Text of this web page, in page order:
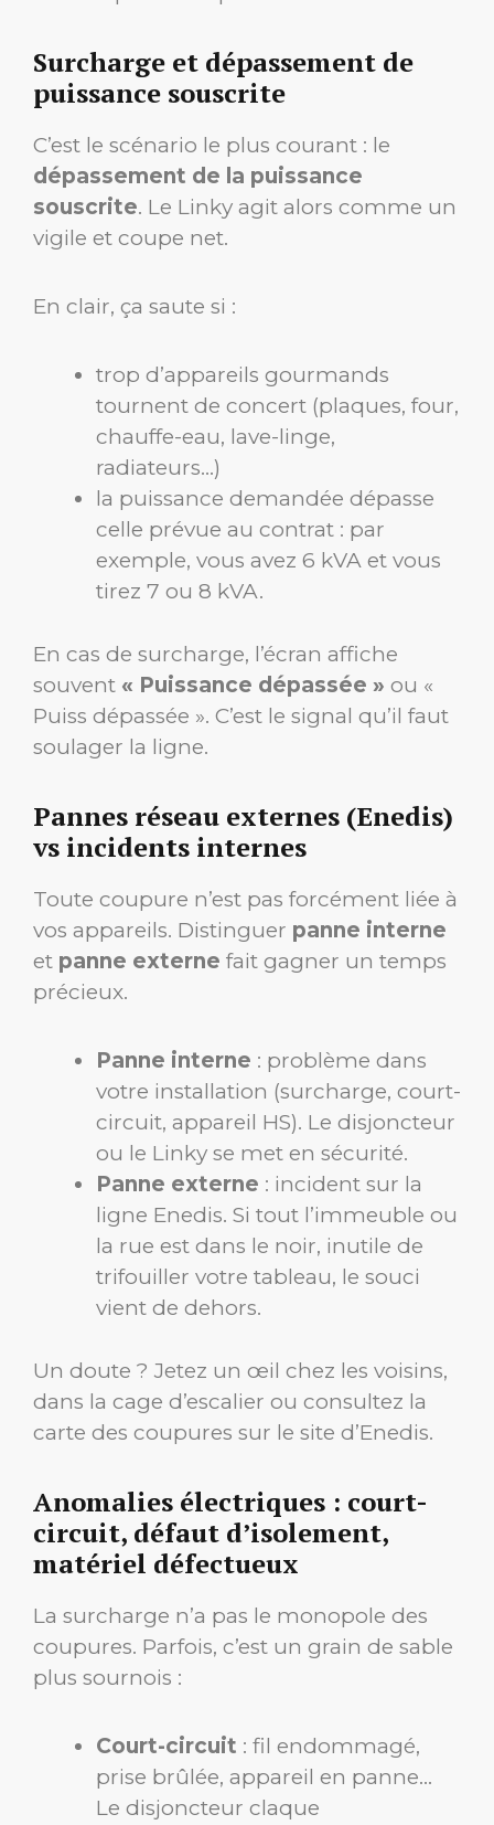
Surcharge et dépassement de
puissance souscrite
C’est le scénario le plus courant : le
dépassement de la puissance
souscrite. Le Linky agit alors comme un
vigile et coupe net.
En clair, ça saute si :
trop d’appareils gourmands
tournent de concert (plaques, four,
chauffe-eau, lave-linge,
radiateurs…)
la puissance demandée dépasse
celle prévue au contrat : par
exemple, vous avez 6 kVA et vous
tirez 7 ou 8 kVA.
En cas de surcharge, l’écran affiche
souvent « Puissance dépassée » ou «
Puiss dépassée ». C’est le signal qu’il faut
soulager la ligne.
Pannes réseau externes (Enedis)
vs incidents internes
Toute coupure n’est pas forcément liée à
vos appareils. Distinguer panne interne
et panne externe fait gagner un temps
précieux.
Panne interne : problème dans
votre installation (surcharge, court-
circuit, appareil HS). Le disjoncteur
ou le Linky se met en sécurité.
Panne externe : incident sur la
ligne Enedis. Si tout l’immeuble ou
la rue est dans le noir, inutile de
trifouiller votre tableau, le souci
vient de dehors.
Un doute ? Jetez un œil chez les voisins,
dans la cage d’escalier ou consultez la
carte des coupures sur le site d’Enedis.
Anomalies électriques : court-
circuit, défaut d’isolement,
matériel défectueux
La surcharge n’a pas le monopole des
coupures. Parfois, c’est un grain de sable
plus sournois :
Court-circuit : fil endommagé,
prise brûlée, appareil en panne…
Le disjoncteur claque